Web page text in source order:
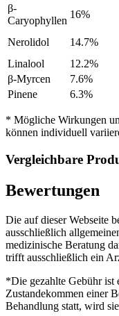
β-
Caryophyllen
16%
Nerolidol 14.7%
Linalool
12.2%
β-Myrcen
7.6%
Pinene
6.3%
* Mögliche Wirkungen
können individuell
Vergleichbare
Bewertungen
Die auf dieser Webseite
ausschließlich
medizinische Beratung
trifft ausschließlich ein
*Die gezahlte Gebühr ist
Zustandekommen einer
Behandlung statt, wird